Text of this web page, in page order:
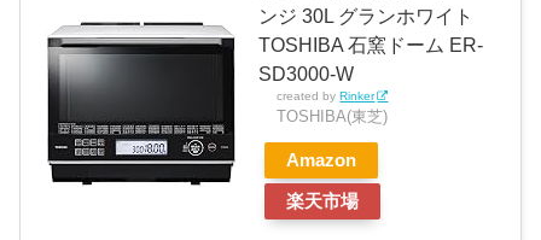
ンジ 30L グランホワイト
TOSHIBA 石窯ドーム ER-
SD3000-W
created by Rinker
TOSHIBA(東芝)
Amazon
楽天市場